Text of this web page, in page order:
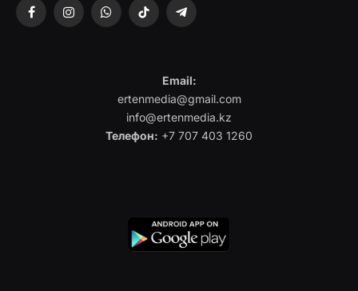
FacebookInstagramWhatsAppTikTok Telegram
Email:
ertenmedia@gmail.com
info@ertenmedia.kz
Телефон: +7 707 403 1260